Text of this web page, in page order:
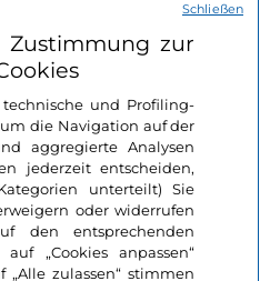
Zustimmung zur
und Profiling-
die Navigation auf der
aggregierte Analysen
jederzeit entscheiden,
unterteilt) Sie
oder widerrufen
den entsprechenden
„Cookies anpassen“
zulassen“ stimmen
Schließen